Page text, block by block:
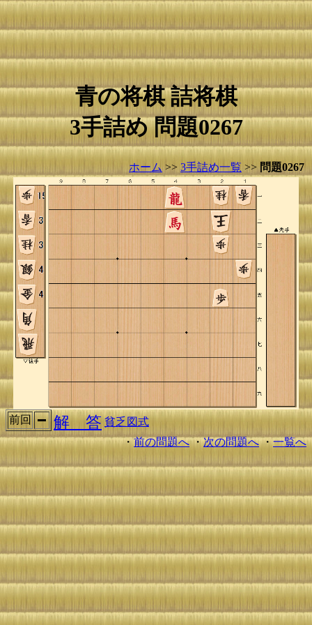
青の将棋 詰将棋
3手詰め 問題0267
ホーム >> 3手詰め一覧 >> 問題0267
前回 解 答 貧乏図式
・前の問題へ・次の問題へ・一覧へ